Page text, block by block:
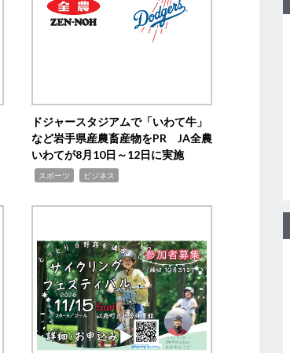
ドジャースタジアムで「いわて牛」
など岩手県産農畜産物をPR JA全農
いわてが8月10日～12日に実施
スポーツ ビジネス